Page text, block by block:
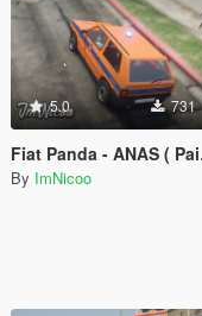
5.0 731
Fiat Panda - ANAS ( Paintjob - FiveM )
By ImNicoo